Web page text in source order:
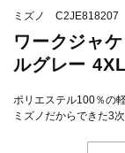
ミズノ C2JE818207
ワークジャ
ルグレー
ポリエステル100％の
ミズノだからできた3